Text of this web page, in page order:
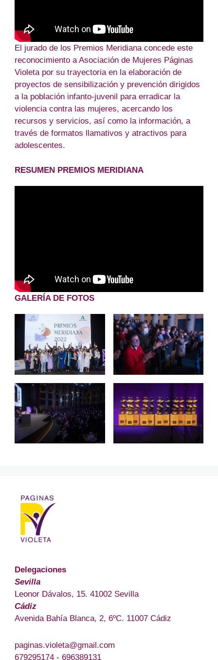
El jurado de los Premios Meridiana concede este
reconocimiento a Asociación de Mujeres Páginas
Violeta por su trayectoria en la elaboración de
proyectos de sensibilización y prevención dirigidos
a la población infanto-juvenil para erradicar la
violencia contra las mujeres, acercando los
recursos y servicios, así como la información, a
través de formatos llamativos y atractivos para
adolescentes.
RESUMEN PREMIOS MERIDIANA
GALERÍA DE FOTOS
Delegaciones
Sevilla
Leonor Dávalos, 15. 41002 Sevilla
Cádiz
Avenida Bahía Blanca, 2, 6ºC. 11007 Cádiz
paginas.violeta@gmail.com
679295174 - 696389131